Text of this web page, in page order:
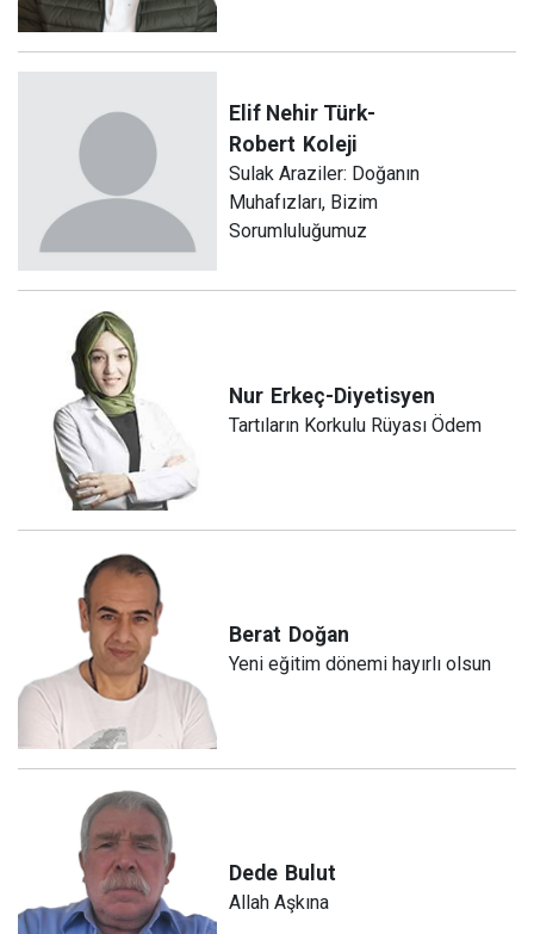
Elif Nehir Türk-
Robert Koleji
Sulak Araziler: Doğanın
Muhafızları, Bizim
Sorumluluğumuz
Nur Erkeç-Diyetisyen
Tartıların Korkulu Rüyası Ödem
Berat Doğan
Yeni eğitim dönemi hayırlı olsun
Dede Bulut
Allah Aşkına